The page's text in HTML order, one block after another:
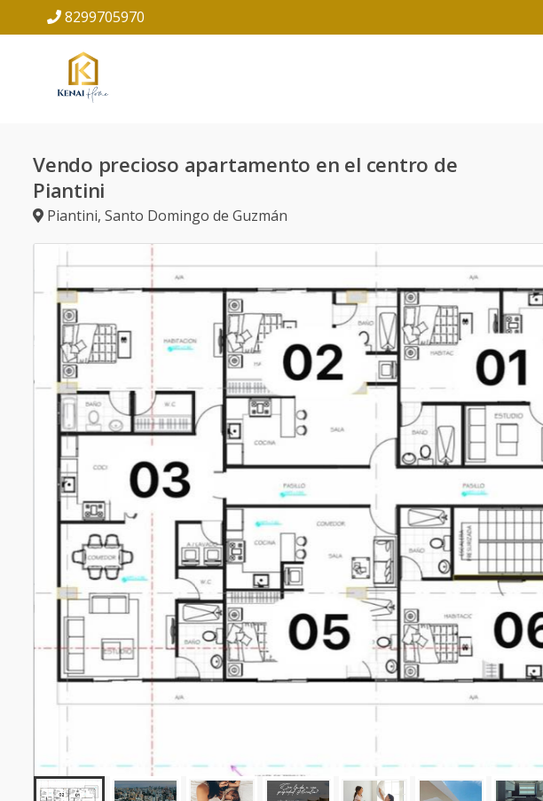
8299705970
Vendo precioso apartamento en el centro de
Piantini
Piantini, Santo Domingo de Guzmán